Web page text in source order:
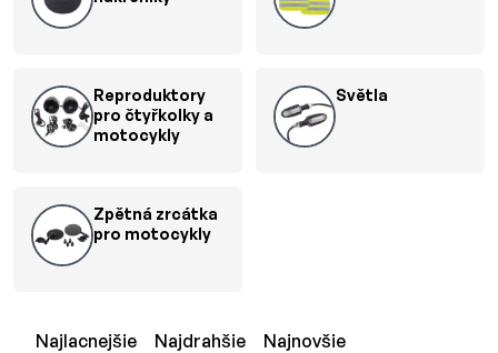
Reproduktory
pro čtyřkolky a
motocykly
Světla
Zpětná zrcátka
pro motocykly
Najlacnejšie Najdrahšie Najnovšie